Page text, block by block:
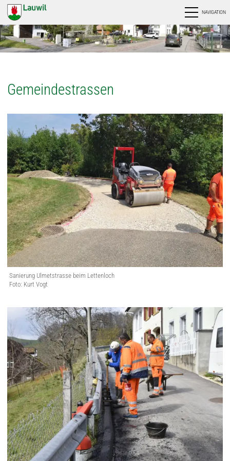
NAVIGATION
Gemeindestrassen
Sanierung Ulmetstrasse beim Lettenloch
Foto: Kurt Vogt